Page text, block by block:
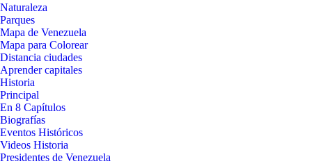
Naturaleza
Parques
Mapa de Venezuela
Mapa para Colorear
Distancia ciudades
Aprender capitales
Historia
Principal
En 8 Capítulos
Biografías
Eventos Históricos
Videos Historia
Presidentes de Venezuela